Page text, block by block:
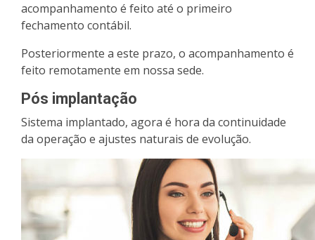
acompanhamento é feito até o primeiro
fechamento contábil.
Posteriormente a este prazo, o acompanhamento é
feito remotamente em nossa sede.
Pós implantação
Sistema implantado, agora é hora da continuidade
da operação e ajustes naturais de evolução.